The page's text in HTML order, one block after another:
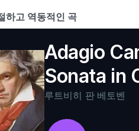
하고 역동적인 곡
Adagio
Sonata in
루트비히 판 베토벤